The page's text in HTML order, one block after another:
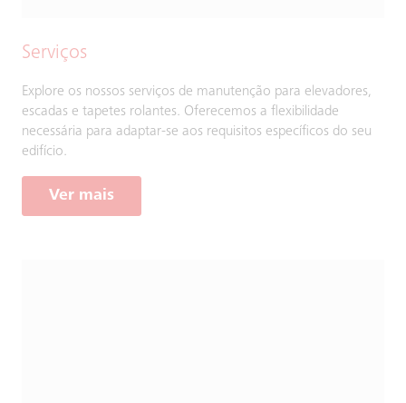
Serviços
Explore os nossos serviços de manutenção para elevadores,
escadas e tapetes rolantes. Oferecemos a flexibilidade
necessária para adaptar-se aos requisitos específicos do seu
edifício.
Ver mais